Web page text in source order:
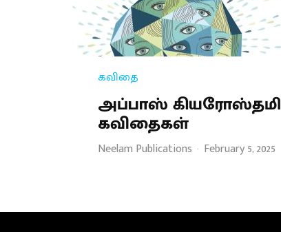
கவிதை
அப்பாஸ் கியரோஸ்தமி
கவிதைகள்
Neelam Publications · February 5, 2025